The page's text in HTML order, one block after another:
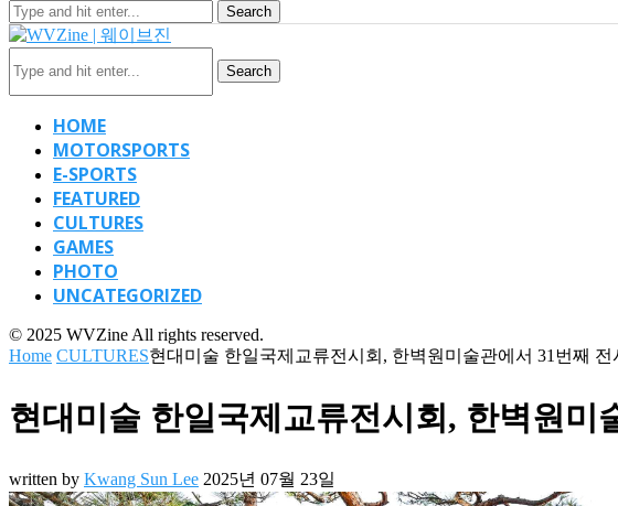
Search
Search
HOME
MOTORSPORTS
E-SPORTS
FEATURED
CULTURES
GAMES
PHOTO
UNCATEGORIZED
© 2025 WVZine All rights reserved.
Home CULTURES현대미술 한일국제교류전시회, 한벽원미술관에서 31번째 전
현대미술 한일국제교류전시회, 한벽원미
written by Kwang Sun Lee 2025년 07월 23일